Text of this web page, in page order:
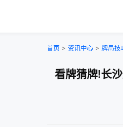
首页 > 资讯中心 > 牌局技
看牌猜牌!长